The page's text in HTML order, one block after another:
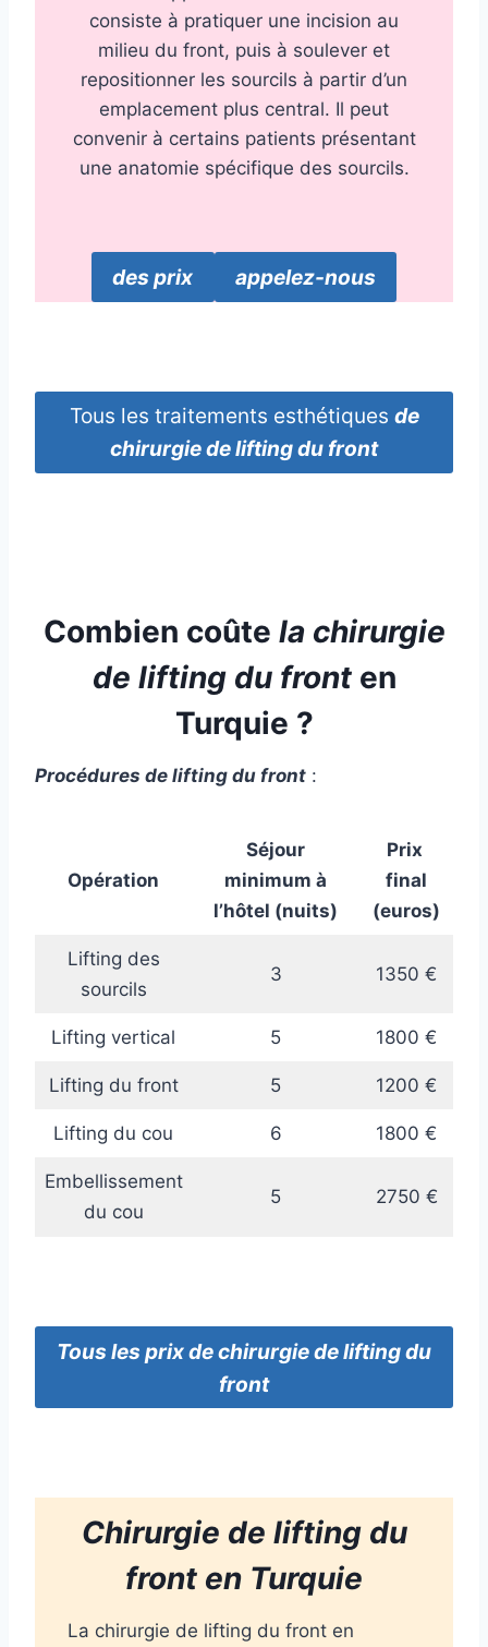
consiste à pratiquer une incision au
milieu du front, puis à soulever et
repositionner les sourcils à partir d’un
emplacement plus central. Il peut
convenir à certains patients présentant
une anatomie spécifique des sourcils.
des prix appelez-nous
Tous les traitements esthétiques de
chirurgie de lifting du front
Combien coûte la chirurgie
de lifting du front en
Turquie ?
Procédures de lifting du front :
Opération
Séjour
minimum à
l’hôtel (nuits)
Prix ​​
final
(euros)
Lifting des
sourcils
3 1350 €
Lifting vertical 5 1800 €
Lifting du front 5 1200 €
Lifting du cou 6 1800 €
Embellissement
du cou
5 2750 €
Tous les prixde chirurgie de lifting du
front
Chirurgie de lifting du
front en Turquie
La chirurgie de lifting du front en